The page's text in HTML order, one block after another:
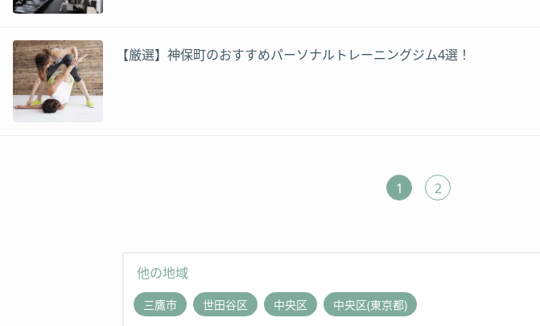
【厳選】神保町のおすすめパーソナルトレーニングジム4選！
1 2
他の地域
三鷹市 世田谷区 中央区
中央区(東京都)